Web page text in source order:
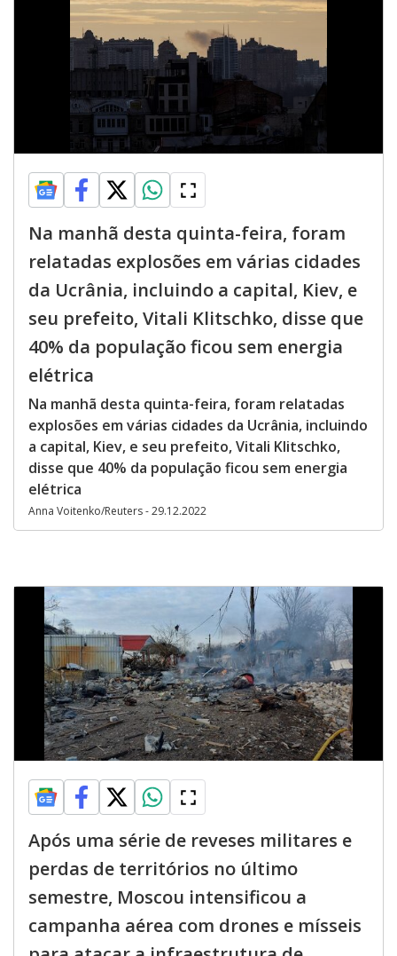
Na manhã desta quinta-feira, foram
relatadas explosões em várias cidades
da Ucrânia, incluindo a capital, Kiev, e
seu prefeito, Vitali Klitschko, disse que
40% da população ficou sem energia
elétrica
Na manhã desta quinta-feira, foram relatadas
explosões em várias cidades da Ucrânia, incluindo
a capital, Kiev, e seu prefeito, Vitali Klitschko,
disse que 40% da população ficou sem energia
elétrica
Anna Voitenko/Reuters - 29.12.2022
Após uma série de reveses militares e
perdas de territórios no último
semestre, Moscou intensificou a
campanha aérea com drones e mísseis